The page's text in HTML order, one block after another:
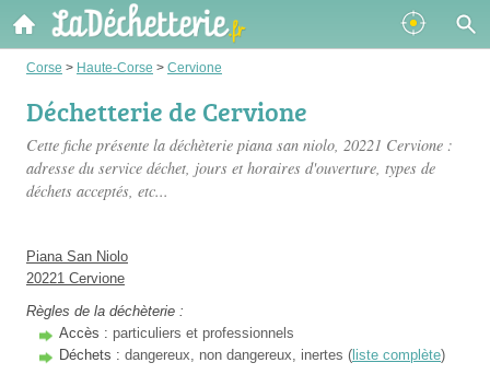
Corse > Haute-Corse > Cervione
Déchetterie de Cervione
Cette fiche présente la déchèterie piana san niolo, 20221 Cervione :
adresse du service déchet, jours et horaires d'ouverture, types de
déchets acceptés, etc...
Piana San Niolo
20221 Cervione
Règles de la déchèterie :
Accès : particuliers et professionnels
Déchets : dangereux, non dangereux, inertes ( liste complète)